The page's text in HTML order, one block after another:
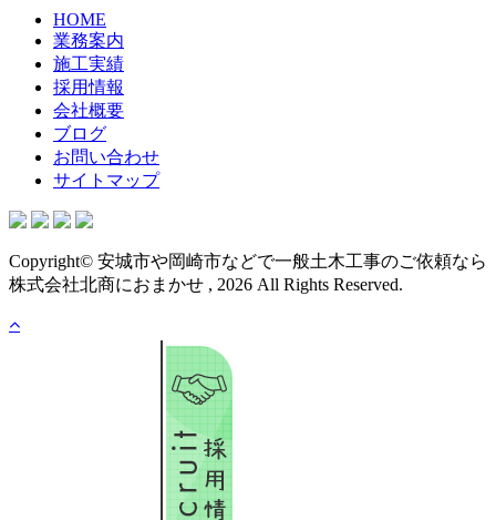
HOME
業務案内
施工実績
採用情報
会社概要
ブログ
お問い合わせ
サイトマップ
Copyright© 安城市や岡崎市などで一般土木工事のご依頼なら
株式会社北商におまかせ , 2026 All Rights Reserved.